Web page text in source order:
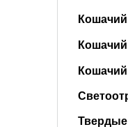
Кошачий
Кошачий